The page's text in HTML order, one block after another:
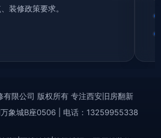
装修政策要求。
限公司 版权所有 专注西安旧房翻新
象城B座0506 | 电话：13259955338